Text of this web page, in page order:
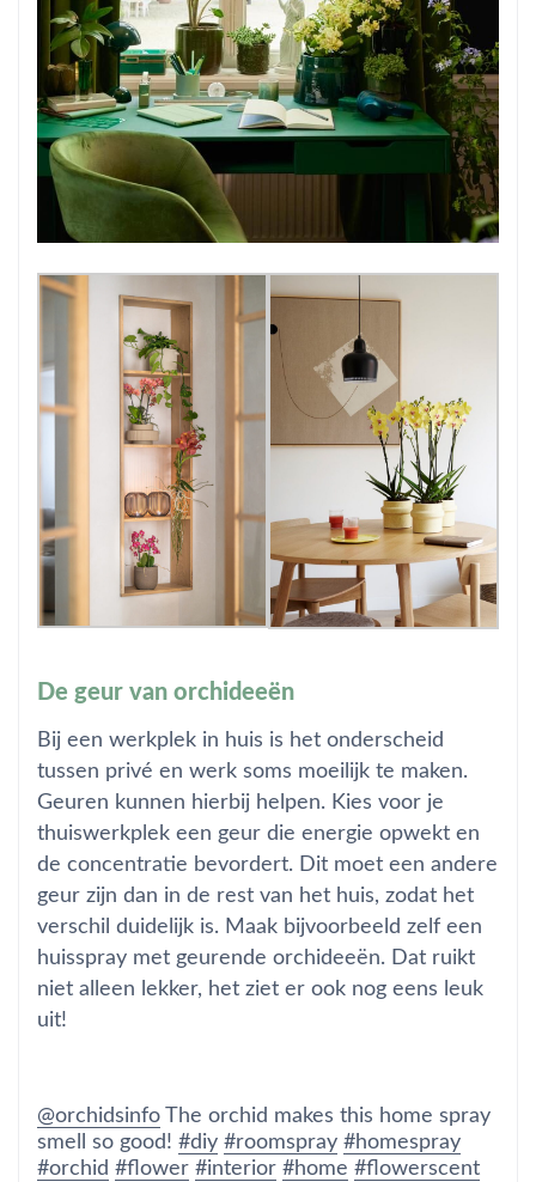
De geur van orchideeën
Bij een werkplek in huis is het onderscheid
tussen privé en werk soms moeilijk te maken.
Geuren kunnen hierbij helpen. Kies voor je
thuiswerkplek een geur die energie opwekt en
de concentratie bevordert. Dit moet een andere
geur zijn dan in de rest van het huis, zodat het
verschil duidelijk is. Maak bijvoorbeeld zelf een
huisspray met geurende orchideeën. Dat ruikt
niet alleen lekker, het ziet er ook nog eens leuk
uit!
@orchidsinfo The orchid makes this home spray
smell so good! #diy #roomspray #homespray
#orchid #flower #interior #home #flowerscent